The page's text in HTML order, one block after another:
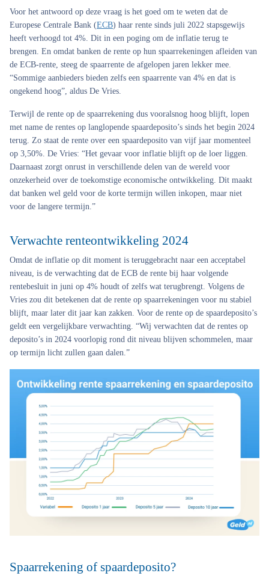
Voor het antwoord op deze vraag is het goed om te weten dat de
Europese Centrale Bank (ECB) haar rente sinds juli 2022 stapsgewijs
heeft verhoogd tot 4%. Dit in een poging om de inflatie terug te
brengen. En omdat banken de rente op hun spaarrekeningen afleiden van
de ECB-rente, steeg de spaarrente de afgelopen jaren lekker mee.
“Sommige aanbieders bieden zelfs een spaarrente van 4% en dat is
ongekend hoog”, aldus De Vries.
Terwijl de rente op de spaarrekening dus vooralsnog hoog blijft, lopen
met name de rentes op langlopende spaardeposito’s sinds het begin 2024
terug. Zo staat de rente over een spaardeposito van vijf jaar momenteel
op 3,50%. De Vries: “Het gevaar voor inflatie blijft op de loer liggen.
Daarnaast zorgt onrust in verschillende delen van de wereld voor
onzekerheid over de toekomstige economische ontwikkeling. Dit maakt
dat banken wel geld voor de korte termijn willen inkopen, maar niet
voor de langere termijn.”
Verwachte renteontwikkeling 2024
Omdat de inflatie op dit moment is teruggebracht naar een acceptabel
niveau, is de verwachting dat de ECB de rente bij haar volgende
rentebesluit in juni op 4% houdt of zelfs wat terugbrengt. Volgens de
Vries zou dit betekenen dat de rente op spaarrekeningen voor nu stabiel
blijft, maar later dit jaar kan zakken. Voor de rente op de spaardeposito’s
geldt een vergelijkbare verwachting. “Wij verwachten dat de rentes op
deposito’s in 2024 voorlopig rond dit niveau blijven schommelen, maar
op termijn licht zullen gaan dalen.”
Spaarrekening of spaardeposito?